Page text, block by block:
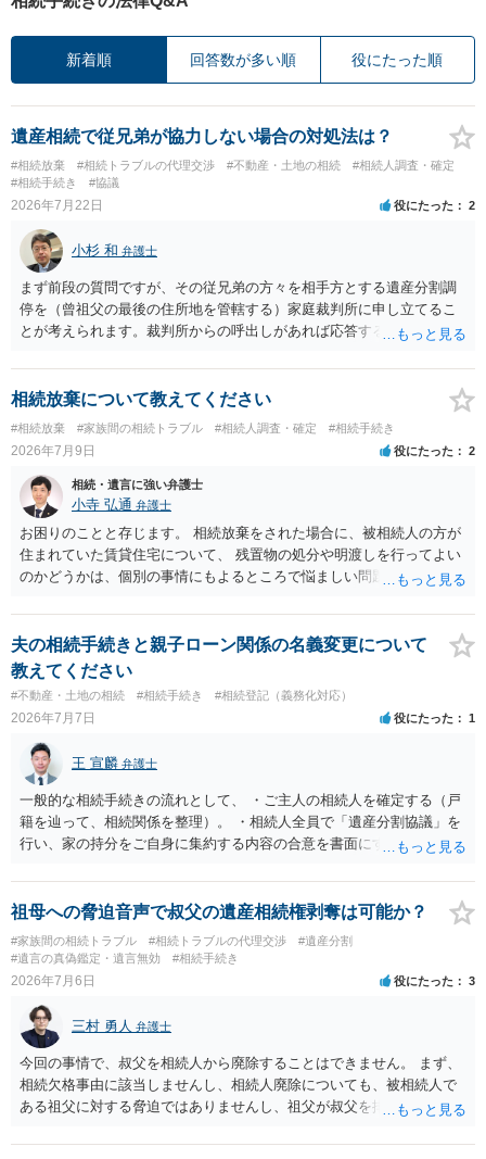
新着順 回答数が多い順 役にたった順
遺産相続で従兄弟が協力しない場合の対処法は？
#相続放棄 #相続トラブルの代理交渉 #不動産・土地の相続
#相続人調査・確定
#相続手続き
#協議
2026年7月22日 役にたった 2
小杉 和 弁護士
まず前段の質問ですが、その従兄弟の方々を相手方とする遺産分割調
停を（曾祖父の最後の住所地を管轄する）家庭裁判所に申し立てるこ
とが考えられます。裁判所からの呼出しがあれば応答する可能性がま
能と思われます。時間が思った以上にないので必要書類をてきぱきと
揃える必要があります。その点是非御注意ください。
相続放棄について教えてください
#相続放棄 #家族間の相続トラブル #相続人調査・確定 #相続手続き
2026年7月9日 役にたった 2
相続・遺言に強い弁護士
小寺 弘通 弁護士
お困りのことと存じます。 相続放棄をされた場合に、被相続人の方が
住まれていた賃貸住宅について、 残置物の処分や明渡しを行ってよい
のかどうかは、個別の事情にもよるところで悩ましい問題です。 相続
場合、 「相続財産を処分」したと評価され、相続放棄が無効となるリ
スクが一応あるからです。 ただし、実際には、自宅内にめぼしい財産
がなく、滞納賃料が増え続けるのを止めるため、 解約をして鍵を返却
してしまうというケースもそれなりにあります。 また、お母様の通帳
や印鑑などは現に保管されているのであれば、 そのまま保管されてお
いた方が良いかと思います。 相続人全員が相続放棄された場合には、
相続財産清算人が選任される場合があり、 その場合には当該清算人に
引き継いでいただくことになります。 ちなみに前提として、お母様の
お姉さんがご存命である以上、 その子（甥、姪）にはそもそも相続権
は発生しないので、甥姪の方々は相続放棄は不要になると考えられま
す。 明確にお答えができずに申し訳ありませんが、以上ご参考にして
夫の相続手続きと親子ローン関係の名義変更について
教えてください
#不動産・土地の相続 #相続手続き #相続登記（義務化対応）
2026年7月7日 役にたった 1
王 宣麟 弁護士
一般的な相続手続きの流れとして、 ・ご主人の相続人を確定する（戸
籍を辿って、相続関係を整理）。 ・相続人全員で「遺産分割協議」を
行い、家の持分をご自身に集約する内容の合意を書面にする。 ・その
ンと抵当権の名義について、金融機関と協議し、可能ならあなた名義
に切り替える（団信の見直しなども含めて）。 ・ただし、親子ローン
で義母も共有名義に入っている場合、通常は、義母の持分や義母のロ
ーン部分を動かすには、義母本人の同意・協議が不可欠です。 ここが
今回の「義母と連絡が取れない」状況での大きなネックになります。
段階的対応が推奨されています。 １．戸籍・戸籍の附票・住民票で義
母の最新住所と生存状況を確認する。 まずは、被相続人（ご主人）の
戸籍から相続人を辿り、義母の戸籍・戸籍附票を取り、現住所や転居
履歴を確認する方法が一般的です。 ２．住所が分かった場合、内容証
明郵便などの方法で手紙を送る。 電話やメールで連絡が取れないとき
たい」「持分の調整をしたい」旨を正式に通知することが推奨されて
祖母への脅迫音声で叔父の遺産相続権剥奪は可能か？
#家族間の相続トラブル #相続トラブルの代理交渉
#遺産分割
#遺言の真偽鑑定・遺言無効
#相続手続き
2026年7月6日 役にたった 3
三村 勇人 弁護士
今回の事情で、叔父を相続人から廃除することはできません。 まず、
相続欠格事由に該当しませんし、相続人廃除についても、被相続人で
ある祖父に対する脅迫ではありませんし、祖父が叔父を排除する意思
しいです。 それよりも、質問の内容ですと、お母様は、遺留分侵害額